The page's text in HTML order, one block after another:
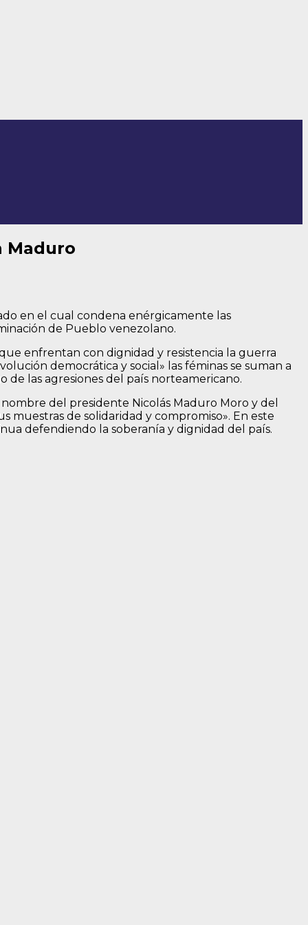
Maduro
en el cual condena enérgicamente las
de Pueblo venezolano.
enfrentan con dignidad y resistencia la guerra
democrática y social» las féminas se suman a
de las agresiones del país norteamericano.
del presidente Nicolás Maduro Moro y del
de solidaridad y compromiso». En este
defendiendo la soberanía y dignidad del país.